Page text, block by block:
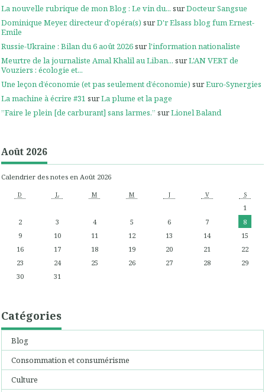
La nouvelle rubrique de mon Blog : Le vin du... surDocteur Sangsue
Dominique Meyer, directeur d'opéra(s) surD'r Elsass blog fum Ernest-
Emile
Russie-Ukraine : Bilan du 6 août 2026surl'information nationaliste
Meurtre de la journaliste Amal Khalil au Liban... surL'AN VERT de
Vouziers : écologie et...
Une leçon d’économie (et pas seulement d’économie) surEuro-Synergies
La machine à écrire #31 surLa plume et la page
”Faire le plein [de carburant] sans larmes.” surLionel Baland
Août 2026
Calendrier des notes en Août 2026
D L M M J V S
1
2
3 4 5 6 7
8
9
10 11 12 13 14
15
16
17 18 19 20 21
22
23
24 25 26 27 28
29
30
31
Catégories
Blog
Consommation et consumérisme
Culture